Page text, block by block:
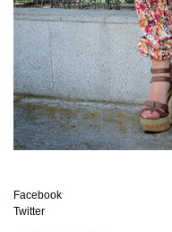
Facebook
Twitter